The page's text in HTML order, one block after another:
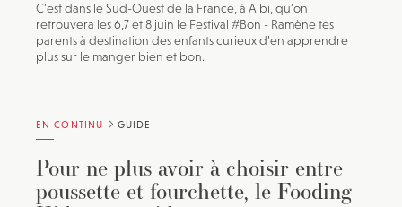
C’est dans le Sud-Ouest de la France, à Albi, qu’on
retrouvera les 6,7 et 8 juin le Festival #Bon - Ramène tes
parents à destination des enfants curieux d’en apprendre
plus sur le manger bien et bon.
EN CONTINU GUIDE
Pour ne plus avoir à choisir entre
poussette et fourchette, le Fooding